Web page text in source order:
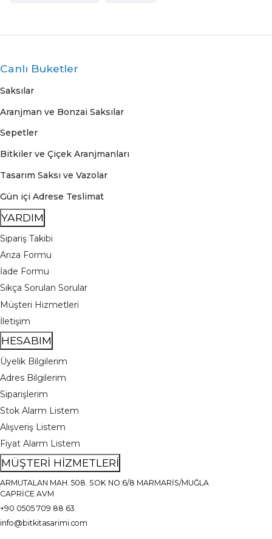
Canlı Buketler
Saksılar
Aranjman ve Bonzai Saksılar
Sepetler
Bitkiler ve Çiçek Aranjmanları
Tasarım Saksı ve Vazolar
Gün içi Adrese Teslimat
YARDIM
Sipariş Takibi
Arıza Formu
İade Formu
Sıkça Sorulan Sorular
Müşteri Hizmetleri
İletişim
HESABIM
Üyelik Bilgilerim
Adres Bilgilerim
Siparişlerim
Stok Alarm Listem
Alışveriş Listem
Fiyat Alarm Listem
MÜŞTERİ HİZMETLERİ
ARMUTALAN MAH. 508. SOK NO:6/8 MARMARİS/MUĞLA
CAPRİCE AVM
+90 0505 709 88 63
info@bitkitasarimi.com